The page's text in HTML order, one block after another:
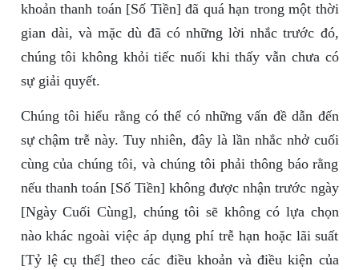
khoản thanh toán [Số Tiền] đã quá hạn trong một thời
gian dài, và mặc dù đã có những lời nhắc trước đó,
chúng tôi không khỏi tiếc nuối khi thấy vẫn chưa có
sự giải quyết.
Chúng tôi hiểu rằng có thể có những vấn đề dẫn đến
sự chậm trễ này. Tuy nhiên, đây là lần nhắc nhở cuối
cùng của chúng tôi, và chúng tôi phải thông báo rằng
nếu thanh toán [Số Tiền] không được nhận trước ngày
[Ngày Cuối Cùng], chúng tôi sẽ không có lựa chọn
nào khác ngoài việc áp dụng phí trễ hạn hoặc lãi suất
[Tỷ lệ cụ thể] theo các điều khoản và điều kiện của